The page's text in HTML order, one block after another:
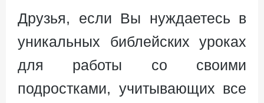
Друзья, если Вы нуждаетесь в
уникальных библейских уроках
для работы со своими
подростками, учитывающих все